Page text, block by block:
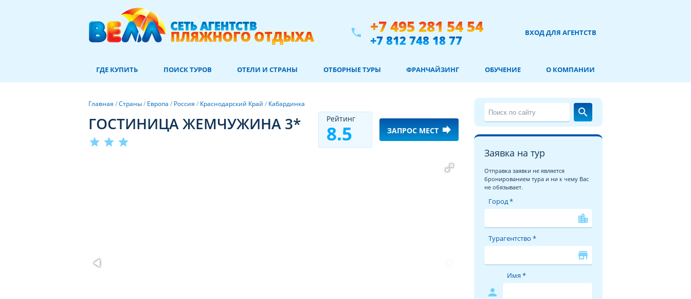
phone +7 495 281 54 54
+7 812 748 18 77 ВХОД ДЛЯ АГЕНТСТВ
ГДЕ КУПИТЬ ПОИСК ТУРОВ ОТЕЛИ И СТРАНЫ ОТБОРНЫЕ ТУРЫ ФРАНЧАЙЗИНГ ОБУЧЕНИЕ О КОМПАНИИ
Главная /Страны/ Европа / Россия / Краснодарский Край / Кабардинка
ГОСТИНИЦА ЖЕМЧУЖИНА 3*
star star star
Рeйтинг
8.5 ЗАПРОС МЕСТ forward
search
Заявка на тур
Отправка заявки не является
бронированием тура и ни к чему Вас
не обязывает.
Город *
location_city
Турагентство *
store
person
Имя *